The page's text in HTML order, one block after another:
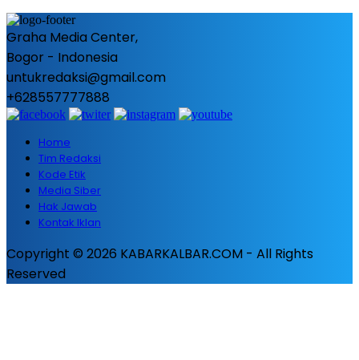
Graha Media Center,
Bogor - Indonesia
untukredaksi@gmail.com
+628557777888
Home
Tim Redaksi
Kode Etik
Media Siber
Hak Jawab
Kontak Iklan
Copyright © 2026 KABARKALBAR.COM - All Rights
Reserved